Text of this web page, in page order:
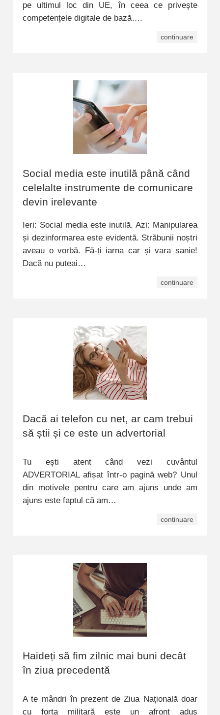
pe ultimul loc din UE, în ceea ce privește
competențele digitale de bază….
continuare
Social media este inutilă până când
celelalte instrumente de comunicare
devin irelevante
Ieri: Social media este inutilă. Azi: Manipularea
și dezinformarea este evidentă. Străbunii noștri
aveau o vorbă. Fă-ți iarna car și vara sanie!
Dacă nu puteai…
continuare
Dacă ai telefon cu net, ar cam trebui
să știi și ce este un advertorial
Tu ești atent când vezi cuvântul
ADVERTORIAL afișat într-o pagină web? Unul
din motivele pentru care am ajuns unde am
ajuns este faptul că am…
continuare
Haideți să fim zilnic mai buni decât
în ziua precedentă
A te mândri în prezent de Ziua Națională doar
cu forța militară este un afront adus